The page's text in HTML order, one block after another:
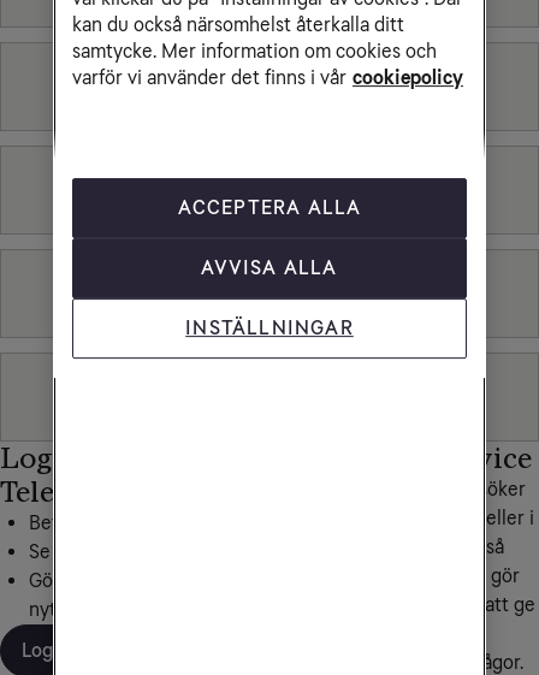
Mobilt bredband
Logga in på Mitt
Tele2
Betala dina fakturor
Se din surfförbrukning
Gör inställningar, beställ
nytt SIM och mer
Logga in
Personlig service
Hittar du inte det du söker
under frågor och svar eller i
någon av våra artiklar så
hjälper vi dig gärna. Vi gör
alltid vårt yttersta för att ge
snabba svar på dina frågor.
kan du också närsomhelst återkalla ditt
samtycke. Mer information om cookies och
varför vi använder det finns i vår cookiepolicy
ACCEPTERA ALLA
AVVISA ALLA
INSTÄLLNINGAR